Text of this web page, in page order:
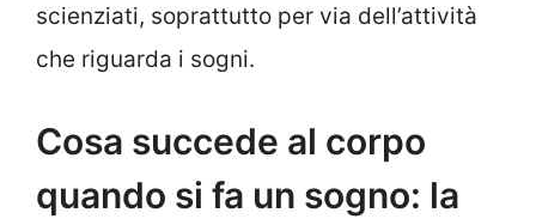
scienziati, soprattutto per via dell’attività
che riguarda i sogni.
Cosa succede al corpo
quando si fa un sogno: la